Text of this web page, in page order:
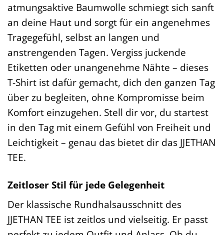
atmungsaktive Baumwolle schmiegt sich sanft
an deine Haut und sorgt für ein angenehmes
Tragegefühl, selbst an langen und
anstrengenden Tagen. Vergiss juckende
Etiketten oder unangenehme Nähte – dieses
T-Shirt ist dafür gemacht, dich den ganzen Tag
über zu begleiten, ohne Kompromisse beim
Komfort einzugehen. Stell dir vor, du startest
in den Tag mit einem Gefühl von Freiheit und
Leichtigkeit – genau das bietet dir das JJETHAN
TEE.
Zeitloser Stil für jede Gelegenheit
Der klassische Rundhalsausschnitt des
JJETHAN TEE ist zeitlos und vielseitig. Er passt